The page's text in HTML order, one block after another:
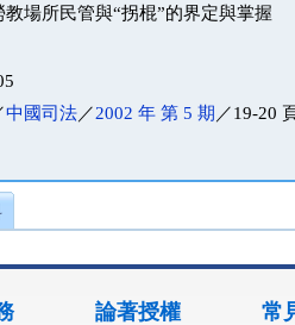
教場所民管與“拐棍”的界定與掌握
中國司法／2002 年 第 5 期 ／19-20
論著授權 常